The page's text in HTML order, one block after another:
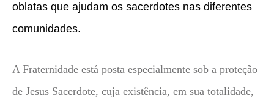
oblatas que ajudam os sacerdotes nas diferentes
comunidades.
A Fraternidade está posta especialmente sob a proteção
de Jesus Sacerdote, cuja existência, em sua totalidade,